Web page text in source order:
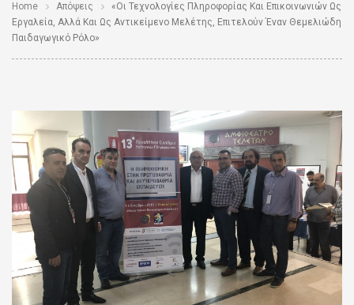
Home Απόψεις
«Οι Τεχνολογίες Πληροφορίας Και Επικοινωνιών Ως
Εργαλεία, Αλλά Και Ως Αντικείμενο Μελέτης, Επιτελούν Έναν Θεμελιώδη
Παιδαγωγικό Ρόλο»